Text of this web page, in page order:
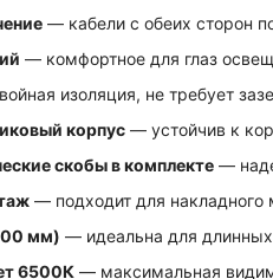
— кабели с обеих сторон
— комфортное для глаз
изоляция, не требует
корпус — устойчив к
скобы в комплекте —
— подходит для накладного
мм) — идеальна для
6500К — максимальная